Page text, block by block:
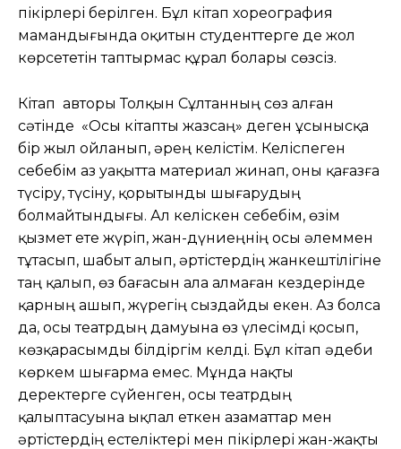
пікірлері берілген. Бұл кітап хореография
мамандығында оқитын студенттерге де жол
көрсететін таптырмас құрал болары сөзсіз.
Кітап авторы Толқын Сұлтанның сөз алған
сәтінде «Осы кітапты жазсаң» деген ұсынысқа
бір жыл ойланып, әрең келістім. Келіспеген
себебім аз уақытта материал жинап, оны қағазға
түсіру, түсіну, қорытынды шығарудың
болмайтындығы. Ал келіскен себебім, өзім
қызмет ете жүріп, жан-дүниеңнің осы әлеммен
тұтасып, шабыт алып, әртістердің жанкештілігіне
таң қалып, өз бағасын ала алмаған кездерінде
қарның ашып, жүрегің сыздайды екен. Аз болса
да, осы театрдың дамуына өз үлесімді қосып,
көзқарасымды білдіргім келді. Бұл кітап әдеби
көркем шығарма емес. Мұнда нақты
деректерге сүйенген, осы театрдың
қалыптасуына ықпал еткен азаматтар мен
әртістердің естеліктері мен пікірлері жан-жақты